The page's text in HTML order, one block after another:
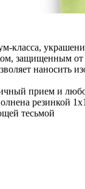
класса,
защищенным
наносить
прием и
резинкой
тесьмой